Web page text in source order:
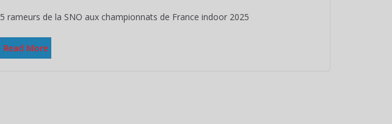
5 rameurs de la SNO aux championnats de France indoor 2025
Read More